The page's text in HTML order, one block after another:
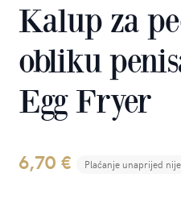
Kalup za
obliku
Egg Fryer
6,70 € Plaćanje unaprijed